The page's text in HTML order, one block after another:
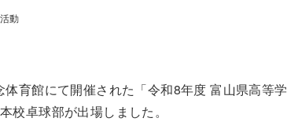
動
育館にて開催された「令和8年度 富山県高等学
校卓球部が出場しました。